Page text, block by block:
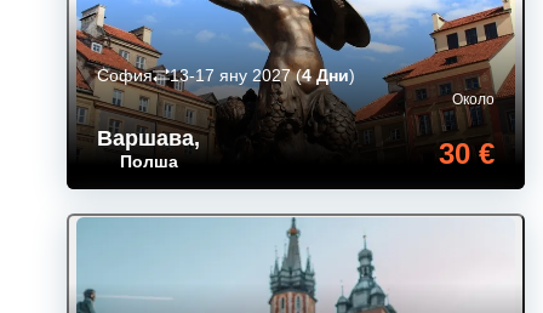
Варшава,
Полша
Около
30 €
София 13-17 яну 2027(4 Дни)